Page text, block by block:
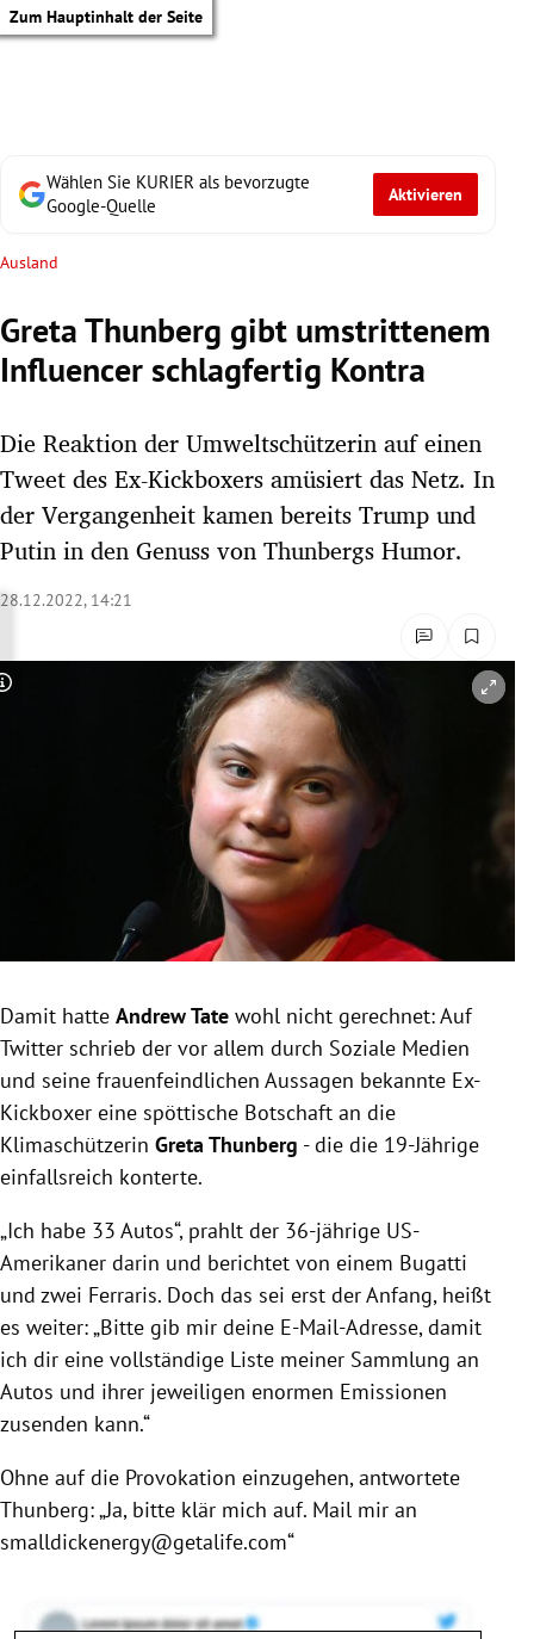
Zum Hauptinhalt der Seite
Untermenü
Untermenü
Untermenü
Untermenü
Untermenü
Untermenü
Wählen Sie KURIER als bevorzugte
Google-Quelle
Aktivieren
Ausland
Greta Thunberg gibt umstrittenem
Influencer schlagfertig Kontra
Die Reaktion der Umweltschützerin auf einen
Tweet des Ex-Kickboxers amüsiert das Netz. In
der Vergangenheit kamen bereits Trump und
Putin in den Genuss von Thunbergs Humor.
28.12.2022, 14:21
Copyright-Hinweis öffnen/schließen
Damit hatte Andrew Tate wohl nicht gerechnet: Auf
Twitter schrieb der vor allem durch Soziale Medien
und seine frauenfeindlichen Aussagen bekannte Ex-
Kickboxer eine spöttische Botschaft an die
Klimaschützerin Greta Thunberg - die die 19-Jährige
einfallsreich konterte.
„Ich habe 33 Autos“, prahlt der 36-jährige US-
Amerikaner darin und berichtet von einem Bugatti
und zwei Ferraris. Doch das sei erst der Anfang, heißt
es weiter: „Bitte gib mir deine E-Mail-Adresse, damit
ich dir eine vollständige Liste meiner Sammlung an
Autos und ihrer jeweiligen enormen Emissionen
zusenden kann.“
Ohne auf die Provokation einzugehen, antwortete
Thunberg: „Ja, bitte klär mich auf. Mail mir an
smalldickenergy@getalife.com“